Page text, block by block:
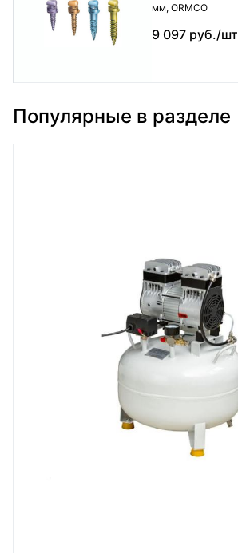
мм, ORMCO
9 097 руб./шт
Популярные в разделе